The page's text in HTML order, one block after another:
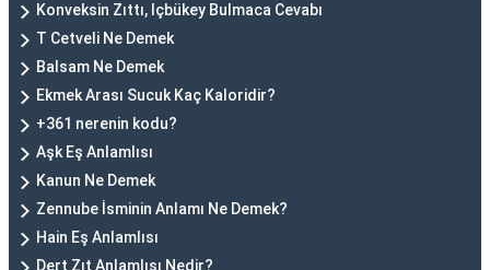
Konveksin Zıttı, Içbükey Bulmaca Cevabı
T Cetveli Ne Demek
Balsam Ne Demek
Ekmek Arası Sucuk Kaç Kaloridir?
+361 nerenin kodu?
Aşk Eş Anlamlısı
Kanun Ne Demek
Zennube İsminin Anlamı Ne Demek?
Hain Eş Anlamlısı
Dert Zıt Anlamlısı Nedir?